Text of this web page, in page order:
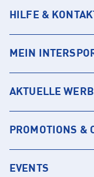
HILFE &
MEIN
AKTUELLE
PROMOTIONS &
EVENTS